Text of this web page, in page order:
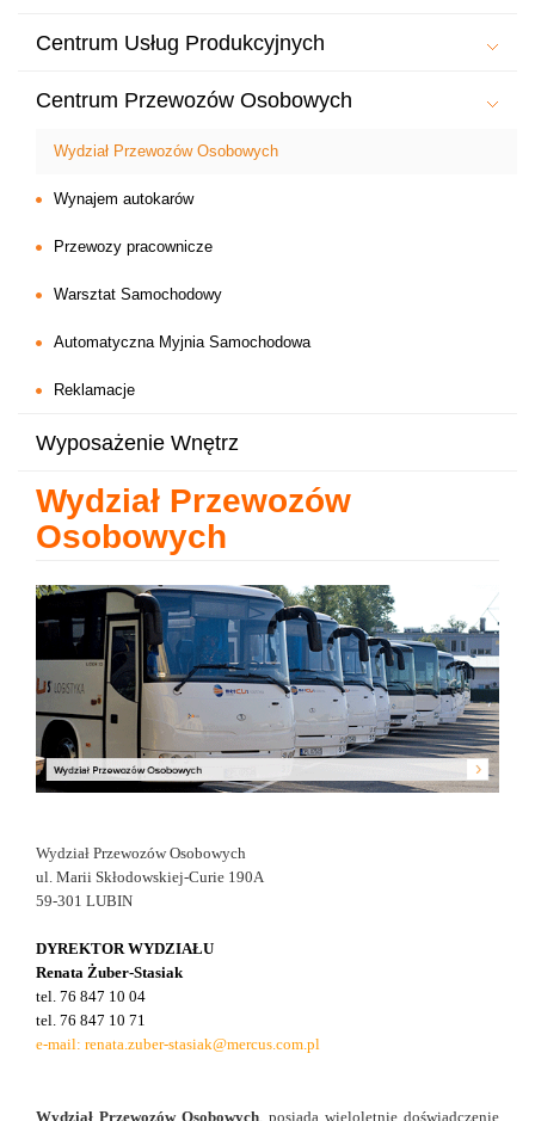
Centrum Usług Produkcyjnych
Centrum Przewozów Osobowych
Wydział Przewozów Osobowych
Wynajem autokarów
Przewozy pracownicze
Warsztat Samochodowy
Automatyczna Myjnia Samochodowa
Reklamacje
Wyposażenie Wnętrz
Wydział Przewozów
Osobowych
Wydział Przewozów Osobowych
ul. Marii Skłodowskiej-Curie 190A
59-301 LUBIN
DYREKTOR WYDZIAŁU
Renata Żuber-Stasiak
tel. 76 847 10 04
tel. 76 847 10 71
e-mail: renata.zuber-stasiak@mercus.com.pl
Wydział Przewozów Osobowych, posiada wieloletnie doświadczenie